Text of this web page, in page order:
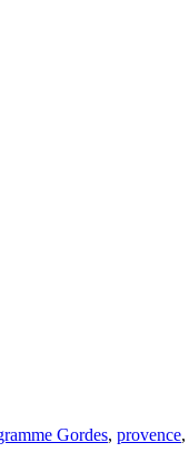
Gordes, provence,